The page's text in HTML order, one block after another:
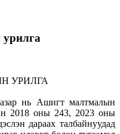
УРИЛГА
нь Ашигт малтмалын
2018 оны 243, 2023 оны
дараах талбайнуудад